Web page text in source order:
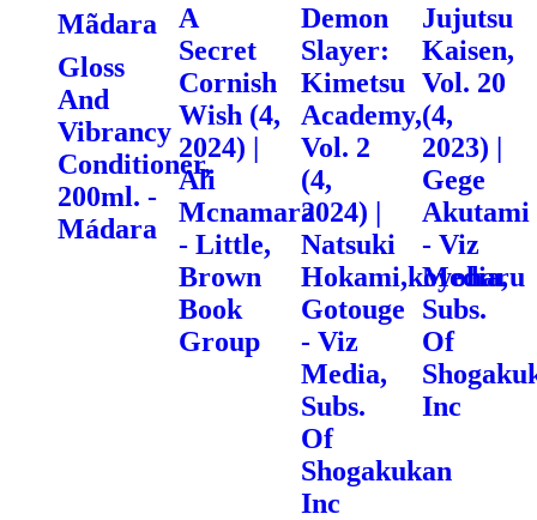
Mãdara
Gloss
And
Vibrancy
Conditioner,
200ml. -
Mádara
A
Secret
Cornish
Wish (4,
2024) |
Ali
Mcnamara
- Little,
Brown
Book
Group
Demon
Slayer:
Kimetsu
Academy,
Vol. 2
(4,
2024) |
Natsuki
Hokami,koyoharu
Gotouge
- Viz
Media,
Subs.
Of
Shogakukan
Inc
Jujutsu
Kaisen,
Vol. 20
(4,
2023) |
Gege
Akutami
- Viz
Media,
Subs.
Of
Inc